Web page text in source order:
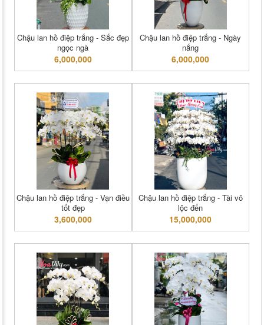
Chậu lan hồ điệp trắng - Sắc đẹp
ngọc ngà
6,000,000
Chậu lan hồ điệp trắng - Ngày
nắng
6,000,000
Chậu lan hồ điệp trắng - Vạn điều
tốt đẹp
3,600,000
Chậu lan hồ điệp trắng - Tài vô
lộc đến
15,000,000